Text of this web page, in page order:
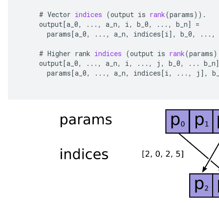
# Vector indices (output is rank(params)).
output[a_0, ..., a_n, i, b_0, ..., b_n]
=
params[a_0, ..., a_n, indices[i] , b_0, ...,
# Higher rank indices (output is rank(params)
output[a_0, ..., a_n, i, ..., j , b_0, ... b_n]
params[a_0, ..., a_n, indices[i, ..., j ] ,